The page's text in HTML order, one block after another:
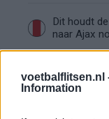
voetbalflitsen.nl
Information
Dit houdt
naar Ajax
De
plan van Ajax